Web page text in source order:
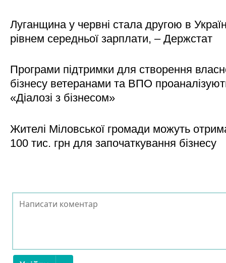
Луганщина у червні стала другою в
рівнем середньої зарплати, – Держстат
Програми підтримки для створення
бізнесу ветеранами та ВПО
«Діалозі з бізнесом»
Жителі Міловської громади можуть
100 тис. грн для започаткування бізнесу